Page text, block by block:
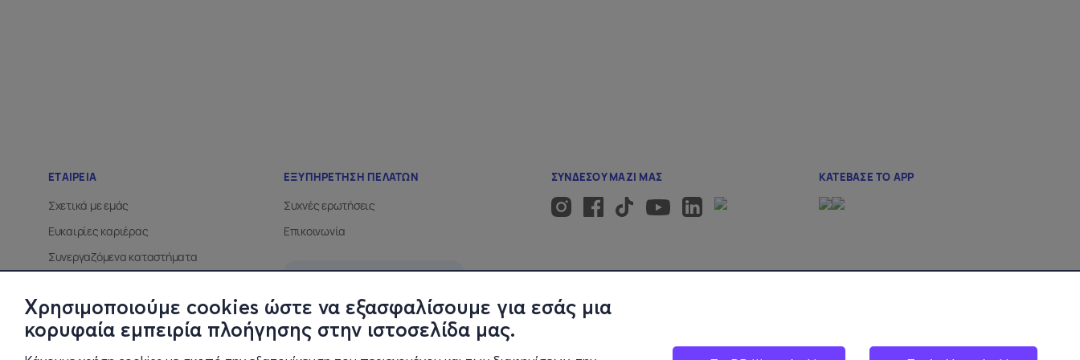
Χρησιμοποιούμε cookies ώστε να εξασφαλίσουμε για εσάς μια
κορυφαία εμπειρία πλοήγησης στην ιστοσελίδα μας.